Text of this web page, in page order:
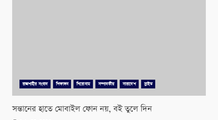
রাজশাহীর সংবাদ শিক্ষাঙ্গন শিরোনাম সম্পাদকীয় সারাদেশ স্লাইড
সন্তানের হাতে মোবাইল ফোন নয়, বই তুলে দিন